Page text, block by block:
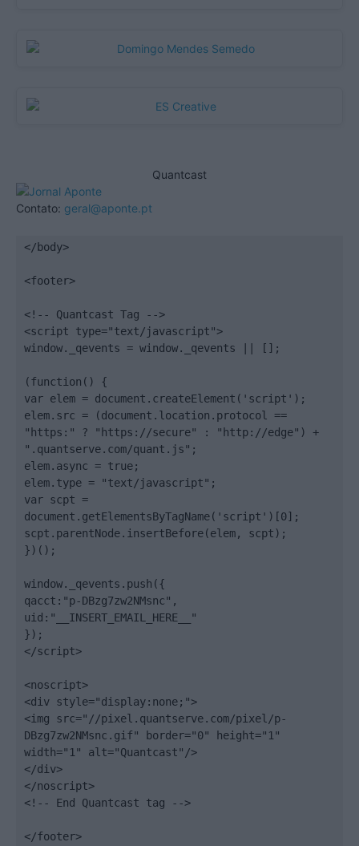
Quantcast
Contato: geral@aponte.pt
</body>
<footer>
<!-- Quantcast Tag -->
<script type="text/javascript">
window._qevents = window._qevents || [];
(function() {
var elem = document.createElement('script');
elem.src = (document.location.protocol ==
"https:" ? "https://secure" : "http://edge") +
".quantserve.com/quant.js";
elem.async = true;
elem.type = "text/javascript";
var scpt =
document.getElementsByTagName('script')[0];
scpt.parentNode.insertBefore(elem, scpt);
})();
window._qevents.push({
qacct:"p-DBzg7zw2NMsnc",
uid:"__INSERT_EMAIL_HERE__"
});
</script>
<noscript>
<div style="display:none;">
<img src="//pixel.quantserve.com/pixel/p-
DBzg7zw2NMsnc.gif" border="0" height="1"
width="1" alt="Quantcast"/>
</div>
</noscript>
<!-- End Quantcast tag -->
</footer>